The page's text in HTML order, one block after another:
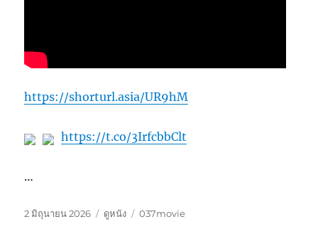
https://shorturl.asia/UR9hM
https://t.co/3IrfcbbClt
…
เขียน
2 มิถุนายน 2026
หมวด
ดูหนัง
ป้าย
037movie